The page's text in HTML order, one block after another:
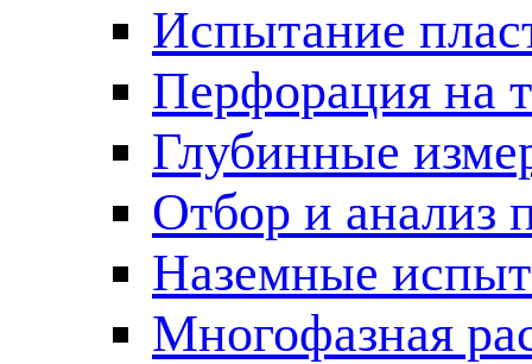
Испытание
Перфорация на
Глубинные
Отбор и анализ
Наземные
Многофазная